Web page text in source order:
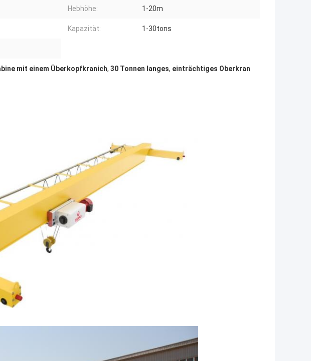
Hebhöhe: 1-20m
Kapazität: 1-30tons
mit einem Überkopfkranich, 30 Tonnen langes, einträchtiges Oberkran